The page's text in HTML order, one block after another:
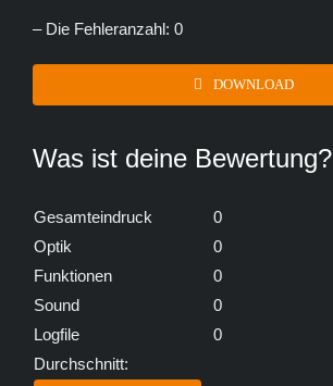
– Die Fehleranzahl: 0
DOWNLOAD
Was ist deine Bewertung?
Gesamteindruck
0
Optik
0
Funktionen
0
Sound
0
Logfile
0
Durchschnitt: